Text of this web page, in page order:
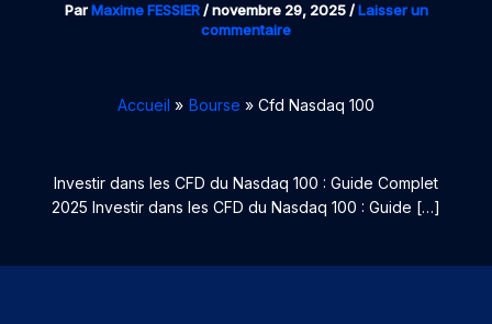
ParMaxime FESSIER/novembre 29, 2025/Laisser un
commentaire
Accueil Bourse Cfd Nasdaq 100
Investir dans les CFD du Nasdaq 100 : Guide Complet
2025 Investir dans les CFD du Nasdaq 100 : Guide […]